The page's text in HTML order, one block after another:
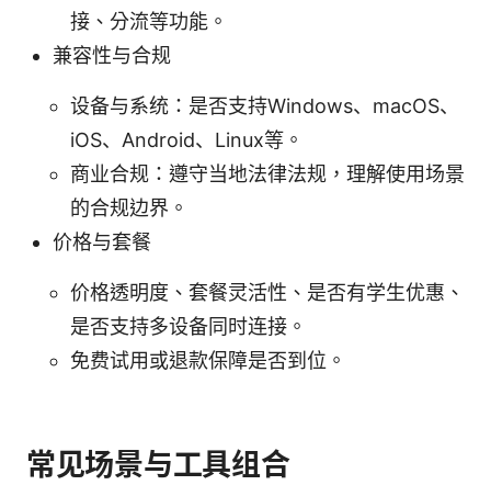
接、分流等功能。
兼容性与合规
设备与系统：是否支持Windows、macOS、
iOS、Android、Linux等。
商业合规：遵守当地法律法规，理解使用场景
的合规边界。
价格与套餐
价格透明度、套餐灵活性、是否有学生优惠、
是否支持多设备同时连接。
免费试用或退款保障是否到位。
常见场景与工具组合